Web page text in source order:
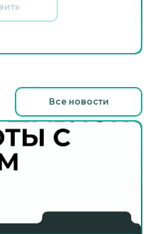
Все новости